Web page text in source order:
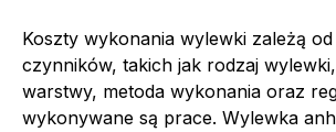
Koszty wykonania wylewki zależą
czynników, takich jak rodzaj
warstwy, metoda wykonania oraz
wykonywane są prace. Wylewka